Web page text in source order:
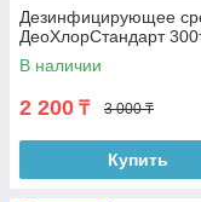
Дезинфицирующее
ДеоХлорСтандарт
В наличии
2 200 ₸ 3 000 ₸
Купить